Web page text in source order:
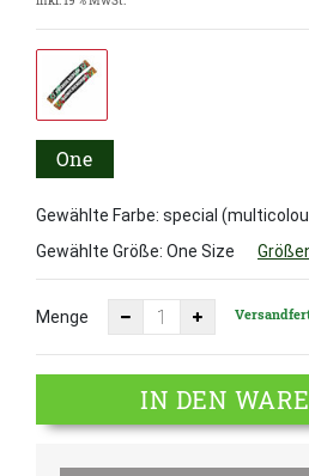
One
Gewählte Farbe: special
Gewählte Größe: One Size
Menge
IN DEN